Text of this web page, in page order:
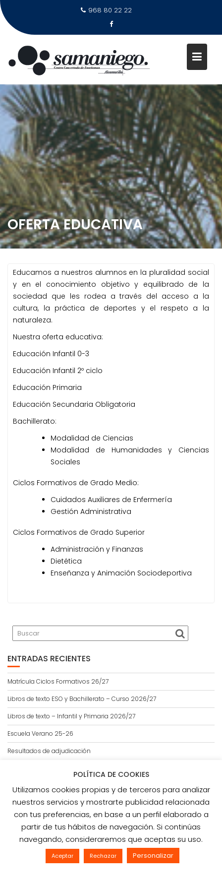
a
r
a
l
c
o
n
t
e
n
968 80 22 22
OFERTA EDUCATIVA
Educamos a nuestros alumnos en la pluralidad social
y en el conocimiento objetivo y equilibrado de la
sociedad que les rodea a través del acceso a la
cultura, la práctica de deportes y el respeto a la
naturaleza.
Nuestra oferta educativa:
Educación Infantil 0-3
Educación Infantil 2º ciclo
Educación Primaria
Educación Secundaria Obligatoria
Bachillerato:
Modalidad de Ciencias
Modalidad de Humanidades y Ciencias
Sociales
Ciclos Formativos de Grado Medio:
Cuidados Auxiliares de Enfermería
Gestión Administrativa
Ciclos Formativos de Grado Superior
Administración y Finanzas
Dietética
Enseñanza y Animación Sociodeportiva
ENTRADAS RECIENTES
Matrícula Ciclos Formativos 26/27
Libros de texto ESO y Bachillerato – Curso 2026/27
Libros de texto – Infantil y Primaria 2026/27
Escuela Verano 25-26
Resultados de adjudicación
LOPD
Aviso Legal
Política de cookies
Política de privacidad
POLÍTICA DE COOKIES
Utilizamos cookies propias y de terceros para analizar
nuestros servicios y mostrarte publicidad relacionada
con tus preferencias, en base a un perfil elaborado a
partir de tus hábitos de navegación. Si continúas
navegando, consideraremos que aceptas su uso.
Aceptar Rechazar Personalizar